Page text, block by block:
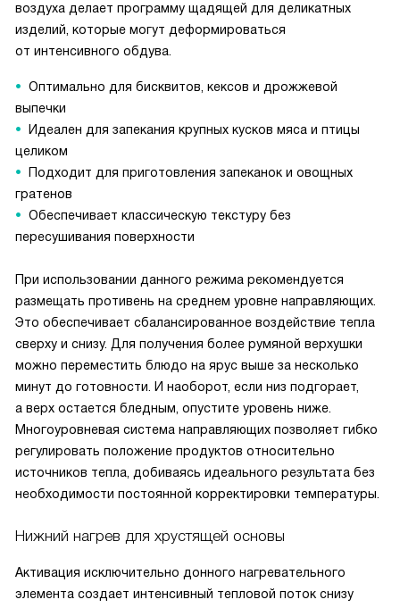
воздуха делает программу щадящей для деликатных
изделий, которые могут деформироваться
от интенсивного обдува.
Оптимально для бисквитов, кексов и дрожжевой
выпечки
Идеален для запекания крупных кусков мяса и птицы
целиком
Подходит для приготовления запеканок и овощных
гратенов
Обеспечивает классическую текстуру без
пересушивания поверхности
При использовании данного режима рекомендуется
размещать противень на среднем уровне направляющих.
Это обеспечивает сбалансированное воздействие тепла
сверху и снизу. Для получения более румяной верхушки
можно переместить блюдо на ярус выше за несколько
минут до готовности. И наоборот, если низ подгорает,
а верх остается бледным, опустите уровень ниже.
Многоуровневая система направляющих позволяет гибко
регулировать положение продуктов относительно
источников тепла, добиваясь идеального результата без
необходимости постоянной корректировки температуры.
Нижний нагрев для хрустящей основы
Активация исключительно донного нагревательного
элемента создает интенсивный тепловой поток снизу